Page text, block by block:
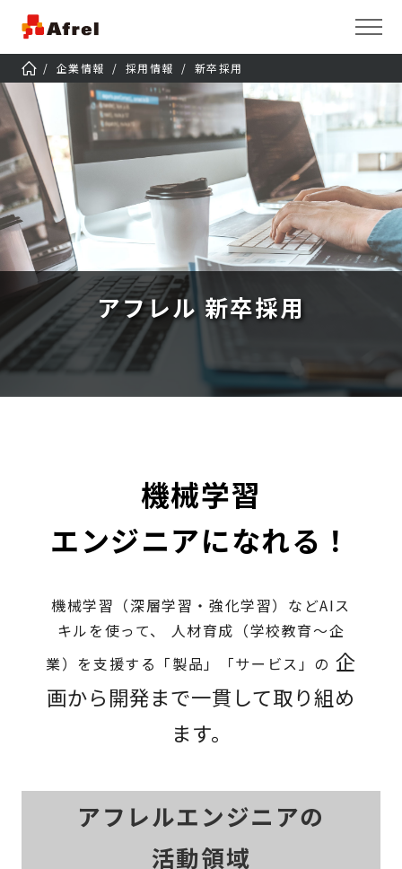
企業情報 採用情報 新卒採用
アフレル 新卒採用
機械学習
エンジニアになれる！
機械学習（深層学習・強化学習）などAIス
キルを使って、
人材育成（学校教育～企
業）を支援する「製品」「サービス」の 企
画から開発まで一貫して取り組め
ます。
アフレルエンジニアの
活動領域